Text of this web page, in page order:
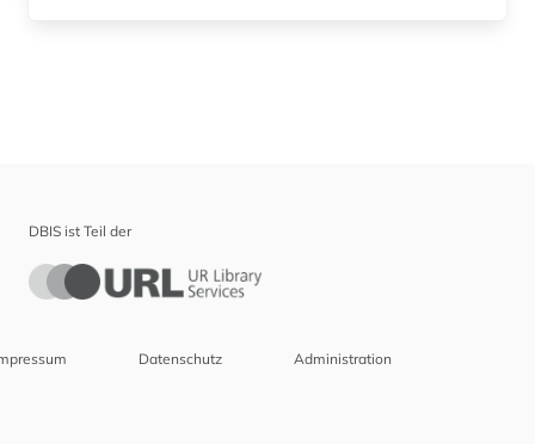
DBIS ist Teil der
Datenschutz Administration